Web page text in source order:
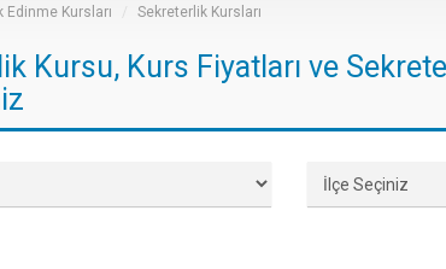
Edinme Kursları Sekreterlik Kursları
Kursu, Kurs Fiyatları ve